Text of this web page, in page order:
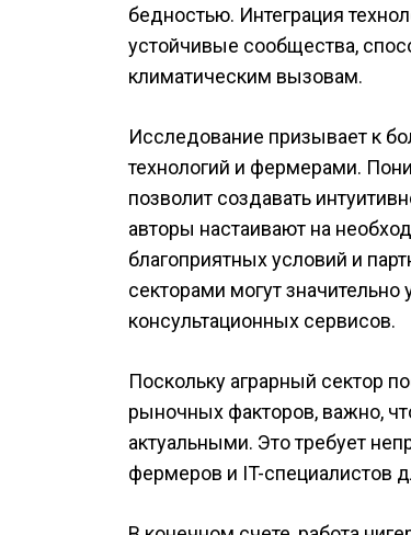
бедностью. Интеграция
устойчивые сообщества,
климатическим вызовам.
Исследование призывает к
технологий и фермерами.
позволит создавать
авторы настаивают на
благоприятных условий и
секторами могут
консультационных сервисов.
Поскольку аграрный сектор
рыночных факторов, важно,
актуальными. Это требует
фермеров и IT-специалистов